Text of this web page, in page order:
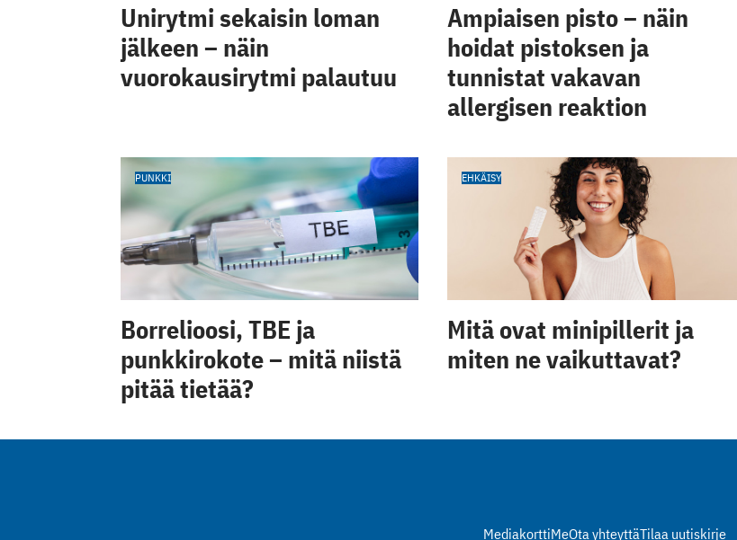
Unirytmi sekaisin loman
jälkeen – näin
vuorokausirytmi palautuu
Ampiaisen pisto – näin
hoidat pistoksen ja
tunnistat vakavan
allergisen reaktion
PUNKKI
Borrelioosi, TBE ja
punkkirokote – mitä niistä
pitää tietää?
EHKÄISY
Mitä ovat minipillerit ja
miten ne vaikuttavat?
MediakorttiMeOta yhteyttäTilaa uutiskirje